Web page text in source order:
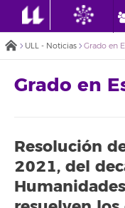
ULL - Noticias Grado en
Grado en
Resolución
2021, del